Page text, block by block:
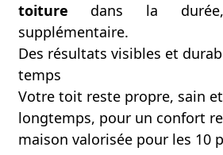
toiture dans la
supplémentaire.
Des résultats visibles et
temps
Votre toit reste propre, sain
longtemps, pour un confort
maison valorisée pour les 10